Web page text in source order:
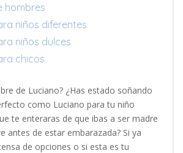
hombres
niños diferentes
niños dulces
chicos
de Luciano? ¿Has estado soñando
como Luciano para tu niño
te enteraras de que ibas a ser madre
antes de estar embarazada? Si ya
de opciones o si esta es tu